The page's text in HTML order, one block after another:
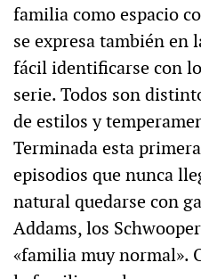
familia como espacio
se expresa también en
fácil identificarse con
serie. Todos son
de estilos y
Terminada esta
episodios que nunca
natural quedarse con
Addams, los
«familia muy normal».